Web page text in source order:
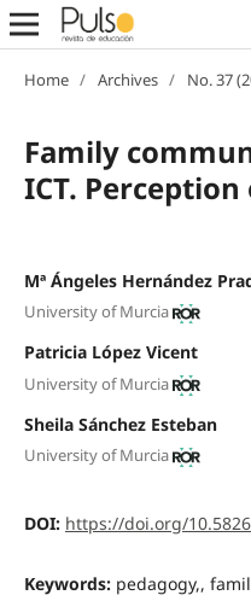
Home / Archives / No. 37
Family
ICT.
Mª Ángeles Hernández
University of Murcia
Patricia López Vicent
University of Murcia
Sheila Sánchez Esteban
University of Murcia
DOI: https://doi.org/
Keywords: pedagogy,,